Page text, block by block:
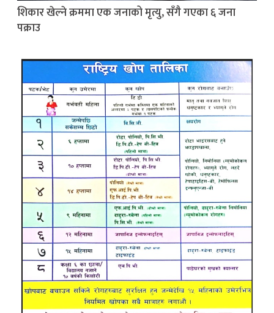
शिकार खेल्ने क्रममा एक जनाको मृत्यु, सँगै गएका ६ जना
पक्राउ